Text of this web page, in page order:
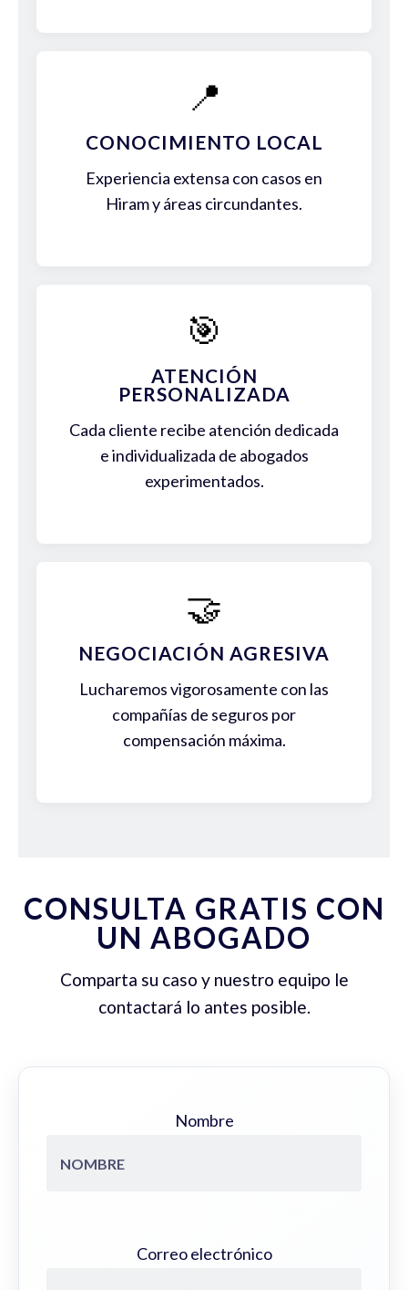
📍
CONOCIMIENTO LOCAL
Experiencia extensa con casos en
Hiram y áreas circundantes.
🎯
ATENCIÓN
PERSONALIZADA
Cada cliente recibe atención dedicada
e individualizada de abogados
experimentados.
🤝
NEGOCIACIÓN AGRESIVA
Lucharemos vigorosamente con las
compañías de seguros por
compensación máxima.
CONSULTA GRATIS CON
UN ABOGADO
Comparta su caso y nuestro equipo le
contactará lo antes posible.
Nombre
Correo electrónico